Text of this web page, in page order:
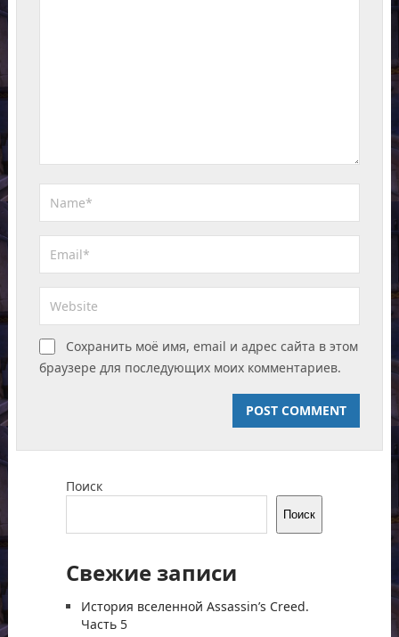
Сохранить моё имя, email и адрес сайта в этом
браузере для последующих моих комментариев.
Поиск
Поиск
Свежие записи
История вселенной Assassin’s Creed.
Часть 5